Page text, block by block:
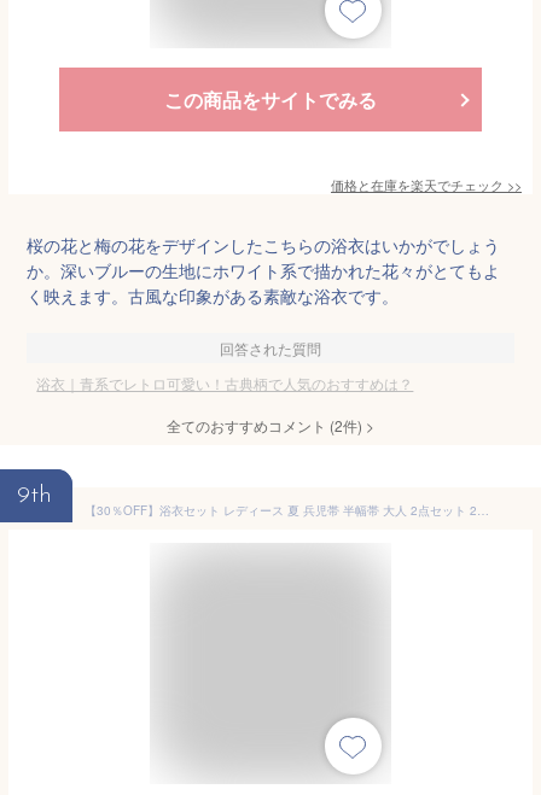
この商品をサイトでみる
価格と在庫を楽天でチェック >>
桜の花と梅の花をデザインしたこちらの浴衣はいかがでしょう
か。深いブルーの生地にホワイト系で描かれた花々がとてもよ
く映えます。古風な印象がある素敵な浴衣です。
回答された質問
浴衣｜青系でレトロ可愛い！古典柄で人気のおすすめは？
全てのおすすめコメント (2件) >
9th
【30％OFF】浴衣セット レディース 夏 兵児帯 半幅帯 大人 2点セット 2026 浴衣 セット 白 紫 緑 黄色 青 赤 紺 グレー ベージュ ピンク 花 綿 帯 夏 おしゃれ くすみカラー フリー お祭り 花火 創美苑 送料無料【18周年記念クーポン配布中】